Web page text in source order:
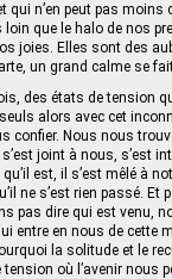
qui n’en peut pas
que le halo de nos
joies. Elles sont des
un grand calme se
des états de tension
alors avec cet
confier. Nous nous
joint à nous, s’est
est, il s’est mêlé à
ne s’est rien passé.
pas dire qui est venu,
entre en nous de
la solitude et le
où l’avenir nous